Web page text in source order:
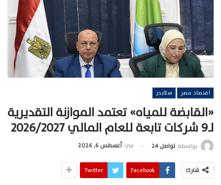
اقتصاد مصر سلايدر
«القابضة للمياه» تعتمد الموازنة التقديرية
لـ9 شركات تابعة للعام المالي 2026/2027
بواسطة تواصل 24 في أغسطس 6, 2026
شارك Facebook
Twitter